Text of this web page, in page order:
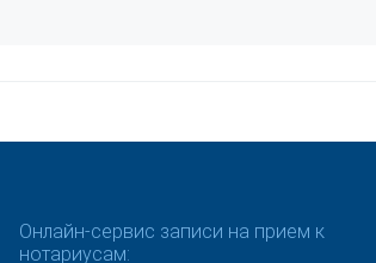
Онлайн-сервис записи на прием к
нотариусам: